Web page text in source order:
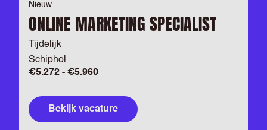
Nieuw
ONLINE MARKETING SPECIALIST
Tijdelijk
Schiphol
€5.272 - €5.960
Bekijk vacature